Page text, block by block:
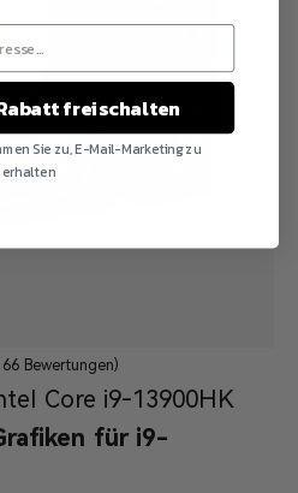
Bewertungen)
Core i9-13900HK
für i9-
freischalten
Sie zu, E-Mail-Marketing zu
erhalten